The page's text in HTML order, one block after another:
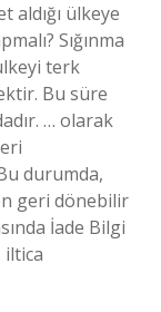
aldığı ülkeye
Sığınma
terk
Bu süre
… olarak
durumda,
geri dönebilir
İade Bilgi
iltica